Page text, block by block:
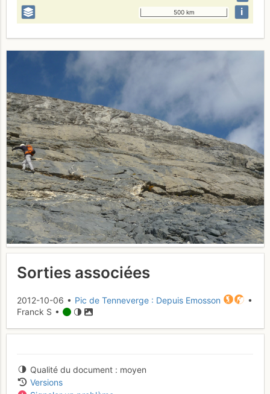
500 km i
Sorties associées
2012-10-06 • Pic de Tenneverge : Depuis Emosson
•
Franck S •
Qualité du document
moyen
Versions